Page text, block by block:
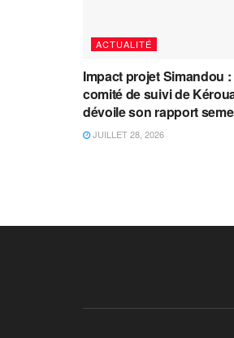
ACTUALITÉ
Impact projet Simandou :
comité de suivi de
dévoile son rapport
JUILLET 28, 2026